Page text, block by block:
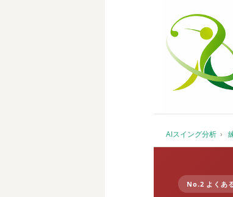
AIスイング分析 ›
No.2 よくあ